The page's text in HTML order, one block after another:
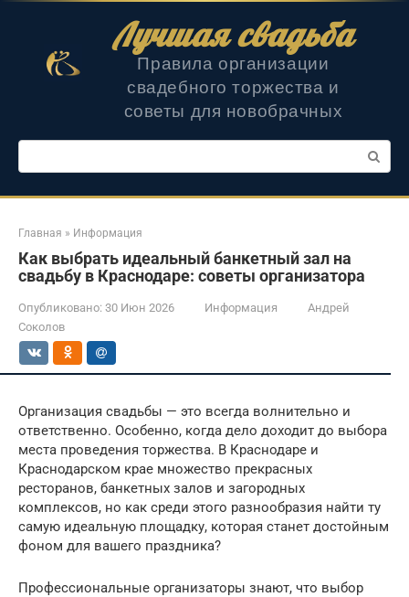
Лучшая свадьба
Правила организации
свадебного торжества и
советы для новобрачных
Поиск:
Главная » Информация
Как выбрать идеальный банкетный зал на
свадьбу в Краснодаре: советы организатора
Опубликовано: 30 Июн 2026 Информация
Андрей
Соколов
Организация свадьбы — это всегда волнительно и
ответственно. Особенно, когда дело доходит до выбора
места проведения торжества. В Краснодаре и
Краснодарском крае множество прекрасных
ресторанов, банкетных залов и загородных
комплексов, но как среди этого разнообразия найти ту
самую идеальную площадку, которая станет достойным
фоном для вашего праздника?
Профессиональные организаторы знают, что выбор